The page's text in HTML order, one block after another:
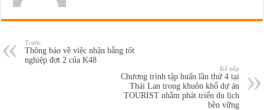
Trước
Thông báo về việc nhận bằng tốt
nghiệp đợt 2 của K48
Kế tiếp
Chương trình tập huấn lần thứ 4 tại
Thái Lan trong khuôn khổ dự án
TOURIST nhằm phát triển du lịch
bền vững